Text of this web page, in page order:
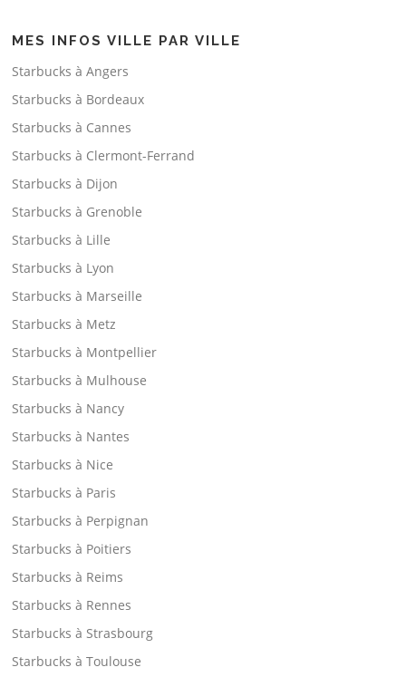
MES INFOS VILLE PAR VILLE
Starbucks à Angers
Starbucks à Bordeaux
Starbucks à Cannes
Starbucks à Clermont-Ferrand
Starbucks à Dijon
Starbucks à Grenoble
Starbucks à Lille
Starbucks à Lyon
Starbucks à Marseille
Starbucks à Metz
Starbucks à Montpellier
Starbucks à Mulhouse
Starbucks à Nancy
Starbucks à Nantes
Starbucks à Nice
Starbucks à Paris
Starbucks à Perpignan
Starbucks à Poitiers
Starbucks à Reims
Starbucks à Rennes
Starbucks à Strasbourg
Starbucks à Toulouse